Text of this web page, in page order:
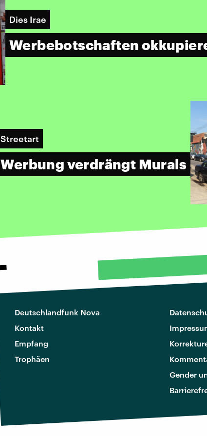
Dies Irae
Werbebotschaften
Streetart
Werbung verdrängt Murals
Deutschlandfunk Nova
Kontakt
Empfang
Trophäen
Gender